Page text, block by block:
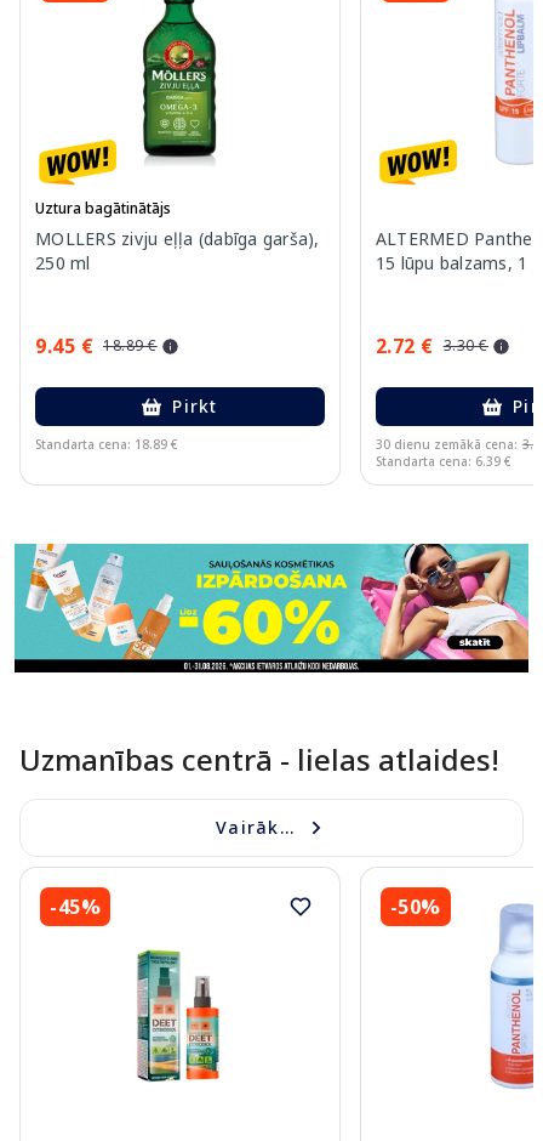
Uztura bagātinātājs
MOLLERS zivju eļļa (dabīga garša),
250 ml
9.45 € 18.89 €
Pirkt
Standarta cena: 18.89 €
ALTERMED
15 lūpu balzams, 1
2.72 € 3.30 €
30 dienu zemākā cena:
Standarta cena: 6.39 €
Uzmanības centrā - lielas atlaides!
Vairāk...
-45% -50%